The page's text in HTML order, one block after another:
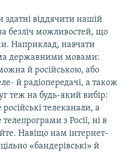
віддячити нашій
безліч можливостей, що
Наприклад, навчати
державними мовами:
й російською, або
й радіопередачі, а також
теж на будь-який вибір:
телеканали, а
з Росії, ні в
Навіщо нам інтернет-
«бандерівські» й